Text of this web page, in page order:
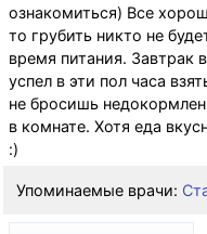
ознакомиться) Все
то грубить никто не
время питания. Завтрак
успел в эти пол часа
не бросишь
в комнате. Хотя еда
:)
Упоминаемые врачи: